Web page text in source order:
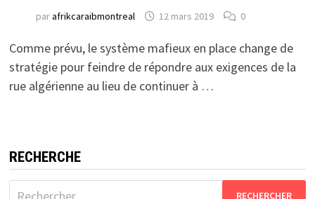
parafrikcaraibmontreal 12 mars 2019 0
Comme prévu, le système mafieux en place change de
stratégie pour feindre de répondre aux exigences de la
rue algérienne au lieu de continuer à …
RECHERCHE
Rechercher :